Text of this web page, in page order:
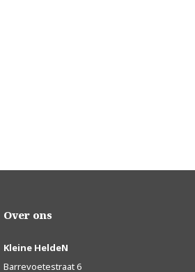
Over ons
Kleine HeldeN
Barrevoetestraat 6